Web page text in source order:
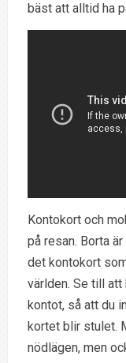
bäst att alltid ha
Kontokort och
på resan. Borta
det kontokort
världen. Se till att
kontot, så att du
kortet blir stulet.
nödlägen, men